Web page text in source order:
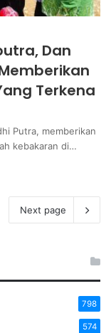
Dan
Terkena
Putra, memberikan
kebakaran di…
Next page
798
574